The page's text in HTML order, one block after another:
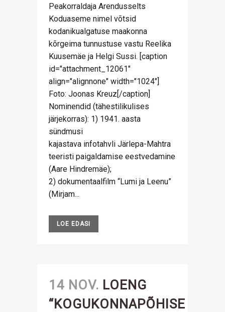
Peakorraldaja Arendusselts
Koduaseme nimel võtsid
kodanikualgatuse maakonna
kõrgeima tunnustuse vastu Reelika
Kuusemäe ja Helgi Sussi. [caption
id="attachment_12061"
align="alignnone" width="1024"]
Foto: Joonas Kreuz[/caption]
Nominendid (tähestilikulises
järjekorras): 1) 1941. aasta
sündmusi
kajastava infotahvli Järlepa-Mahtra
teeristi paigaldamise eestvedamine
(Aare Hindremäe);
2) dokumentaalfilm “Lumi ja Leenu”
(Mirjam...
LOE EDASI
14 NOV. LOENG
“KOGUKONNAPÕHISE